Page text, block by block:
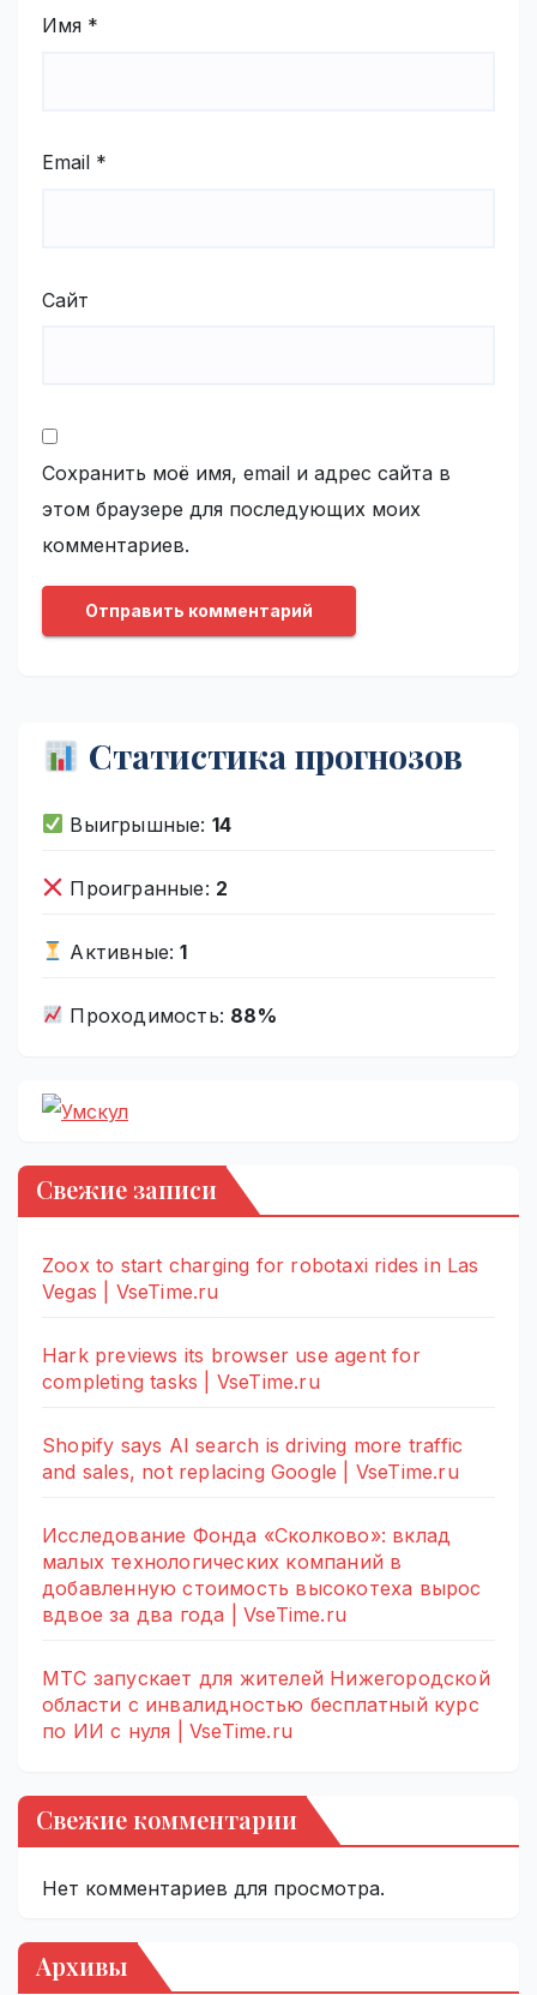
Имя *
Email *
Сайт
Сохранить моё имя, email и адрес сайта в
этом браузере для последующих моих
комментариев.
Статистика прогнозов
Выигрышные: 14
Проигранные: 2
Активные:1
Проходимость: 88%
Свежие записи
Zoox to start charging for robotaxi rides in Las
Vegas | VseTime.ru
Hark previews its browser use agent for
completing tasks | VseTime.ru
Shopify says AI search is driving more traffic
and sales, not replacing Google | VseTime.ru
Исследование Фонда «Сколково»: вклад
малых технологических компаний в
добавленную стоимость высокотеха вырос
вдвое за два года | VseTime.ru
МТС запускает для жителей Нижегородской
области с инвалидностью бесплатный курс
по ИИ с нуля | VseTime.ru
Свежие комментарии
Нет комментариев для просмотра.
Архивы